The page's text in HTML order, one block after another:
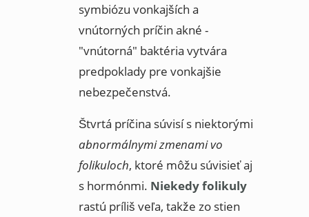
symbiózu vonkajších a
vnútorných príčin akné -
"vnútorná" baktéria vytvára
predpoklady pre vonkajšie
nebezpečenstvá.
Štvrtá príčina súvisí s niektorými
abnormálnymi zmenami vo
folikuloch, ktoré môžu súvisieť aj
s hormónmi. Niekedy folikuly
rastú príliš veľa, takže zo stien